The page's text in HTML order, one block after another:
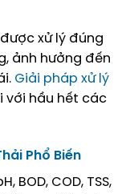
xử lý đúng
ảnh hưởng đến
Giải pháp xử lý
với hầu hết các
Phổ Biến
BOD, COD, TSS,